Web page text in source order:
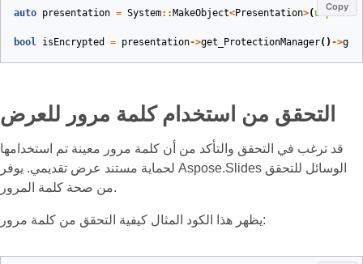
Copy
auto presentation = System:: MakeObject<Presentation>( u
bool isEncrypted = presentation->get_ProtectionManager() ->
التحقق من استخدام كلمة مرور للعرض
قد ترغب في التحقق والتأكد من أن كلمة مرور معينة تم استخدامها
لحماية مستند عرض تقديمي. يوفر Aspose.Slides الوسائل للتحقق
من صحة كلمة المرور.
يظهر هذا الكود المثال كيفية التحقق من كلمة مرور: